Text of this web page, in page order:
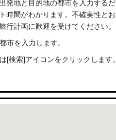
発地と目的地の都市を入力するだ
時間がわかります。不確実性とお
行計画に歓迎を受けてください。
市を入力します。
[検索]アイコンをクリックします。